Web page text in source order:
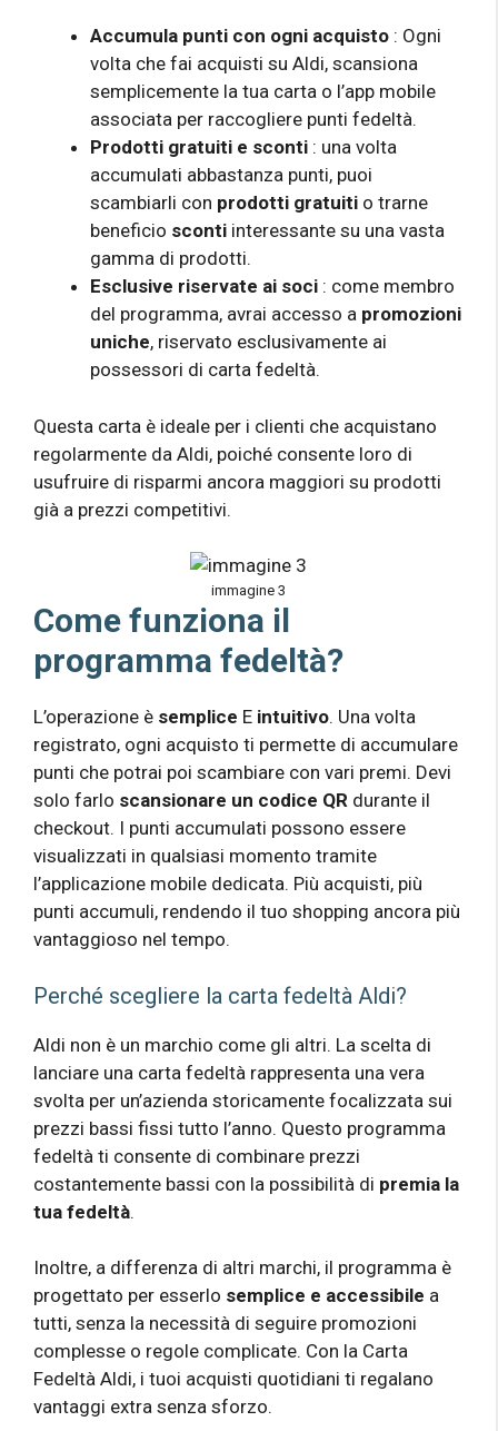
Accumula punti con ogni acquisto : Ogni
volta che fai acquisti su Aldi, scansiona
semplicemente la tua carta o l’app mobile
associata per raccogliere punti fedeltà.
Prodotti gratuiti e sconti : una volta
accumulati abbastanza punti, puoi
scambiarli con prodotti gratuiti o trarne
beneficio sconti interessante su una vasta
gamma di prodotti.
Esclusive riservate ai soci : come membro
del programma, avrai accesso a promozioni
uniche, riservato esclusivamente ai
possessori di carta fedeltà.
Questa carta è ideale per i clienti che acquistano
regolarmente da Aldi, poiché consente loro di
usufruire di risparmi ancora maggiori su prodotti
già a prezzi competitivi.
immagine 3
Come funziona il
programma fedeltà?
L’operazione è semplice E intuitivo. Una volta
registrato, ogni acquisto ti permette di accumulare
punti che potrai poi scambiare con vari premi. Devi
solo farlo scansionare un codice QR durante il
checkout. I punti accumulati possono essere
visualizzati in qualsiasi momento tramite
l’applicazione mobile dedicata. Più acquisti, più
punti accumuli, rendendo il tuo shopping ancora più
vantaggioso nel tempo.
Perché scegliere la carta fedeltà Aldi?
Aldi non è un marchio come gli altri. La scelta di
lanciare una carta fedeltà rappresenta una vera
svolta per un’azienda storicamente focalizzata sui
prezzi bassi fissi tutto l’anno. Questo programma
fedeltà ti consente di combinare prezzi
costantemente bassi con la possibilità di premia la
tua fedeltà.
Inoltre, a differenza di altri marchi, il programma è
progettato per esserlo semplice e accessibile a
tutti, senza la necessità di seguire promozioni
complesse o regole complicate. Con la Carta
Fedeltà Aldi, i tuoi acquisti quotidiani ti regalano
vantaggi extra senza sforzo.